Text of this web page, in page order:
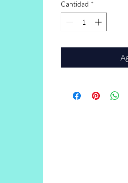
Cantidad *